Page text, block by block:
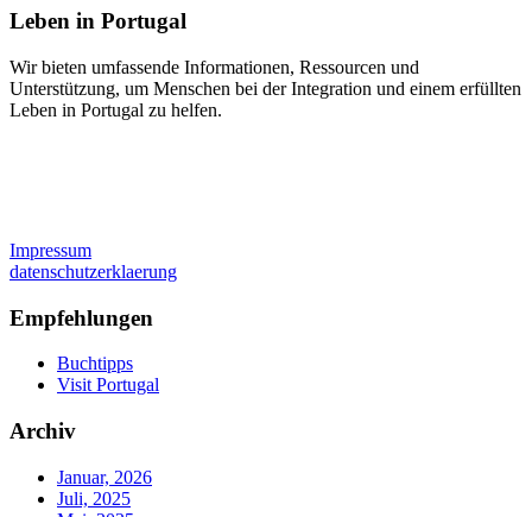
Leben in Portugal
Wir bieten umfassende Informationen, Ressourcen und
Unterstützung, um Menschen bei der Integration und einem erfüllten
Leben in Portugal zu helfen.
Impressum
datenschutzerklaerung
Empfehlungen
Buchtipps
Visit Portugal
Archiv
Januar, 2026
Juli, 2025